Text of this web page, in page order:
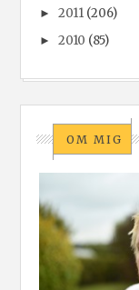
►2011 (206)
►2010 (85)
OM MIG